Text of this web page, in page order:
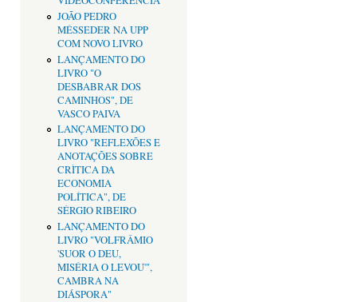
JOÃO PEDRO
MÉSSEDER NA UPP
COM NOVO LIVRO
LANÇAMENTO DO
LIVRO "O
DESBABRAR DOS
CAMINHOS", DE
VASCO PAIVA
LANÇAMENTO DO
LIVRO "REFLEXÕES E
ANOTAÇÕES SOBRE
CRÌTICA DA
ECONOMIA
POLÍTICA", DE
SÉRGIO RIBEIRO
LANÇAMENTO DO
LIVRO "VOLFRÂMIO
'SUOR O DEU,
MISÉRIA O LEVOU'",
CAMBRA NA
DIÁSPORA"